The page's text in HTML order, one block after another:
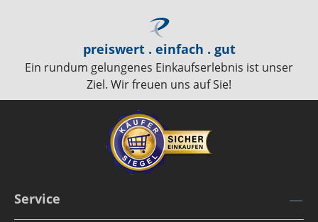
preiswert . einfach . gut
Ein rundum gelungenes Einkaufserlebnis ist unser
Ziel. Wir freuen uns auf Sie!
Service